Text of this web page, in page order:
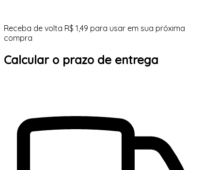
Receba de volta R$ 1,49 para usar em sua próxima
compra
Calcular o prazo de entrega